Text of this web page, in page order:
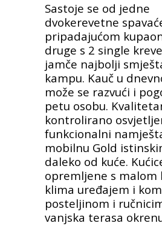
Sastoje se od jedne
dvokerevetne
pripadajućom
druge s 2 single
jamče najbolji
kampu. Kauč u
može se razvući i
petu osobu.
kontrolirano
funkcionalni
mobilnu Gold
daleko od kuće.
opremljene s malom
klima uređajem i
posteljinom i
vanjska terasa